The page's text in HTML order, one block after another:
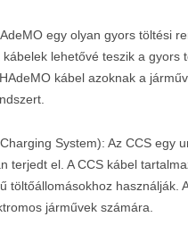
egy olyan gyors töltési
lehetővé teszik a
kábel azoknak a
System): Az CCS egy
terjedt el. A CCS kábel
töltőállomásokhoz használják.
járművek számára.